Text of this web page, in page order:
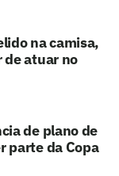
na camisa,
de atuar no
de plano de
parte da Copa